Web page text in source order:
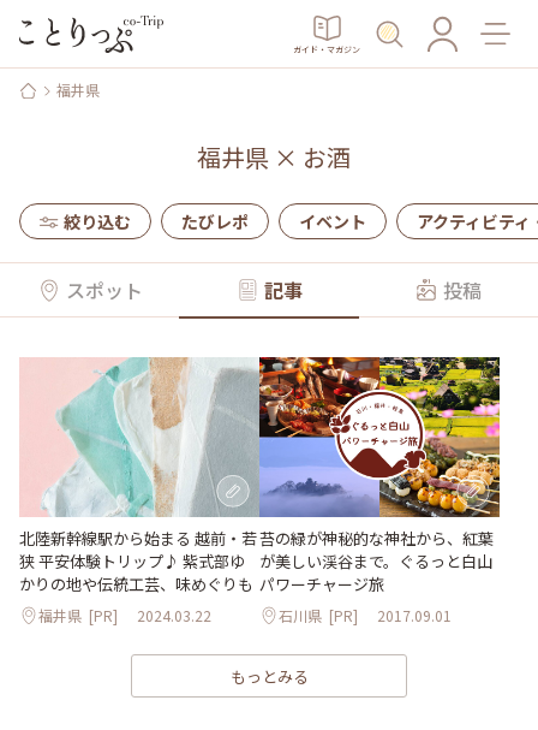
ガイド・マガジン
福井県
福井県 × お酒
絞り込む たびレポ イベント アクティビティ
スポット 記事 投稿
北陸新幹線駅から始まる 越前・若
狭 平安体験トリップ♪ 紫式部ゆ
かりの地や伝統工芸、味めぐりも
福井県 [PR] 2024.03.22
苔の緑が神秘的な神社から、紅葉
が美しい渓谷まで。ぐるっと白山
パワーチャージ旅
石川県 [PR] 2017.09.01
もっとみる